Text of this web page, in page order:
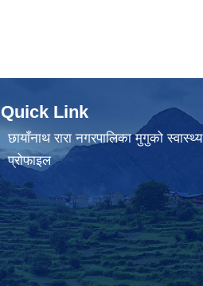
Quick Link
छायाँनाथ रारा नगरपालिका मुगुको स्वास्थ्य
प्रोफाइल